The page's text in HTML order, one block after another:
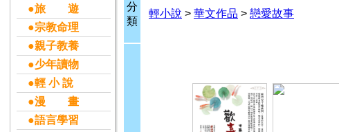
●旅 遊
●宗教命理
●親子教養
●少年讀物
●輕 小 說
●漫 畫
●語言學習
分
類
輕小說 > 華文作品 > 戀愛故事